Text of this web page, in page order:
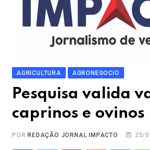
AGRICULTURA AGRONEGOCIO
Pesquisa valida
caprinos e ovinos
POR REDAÇÃO JORNAL IMPACTO 25/